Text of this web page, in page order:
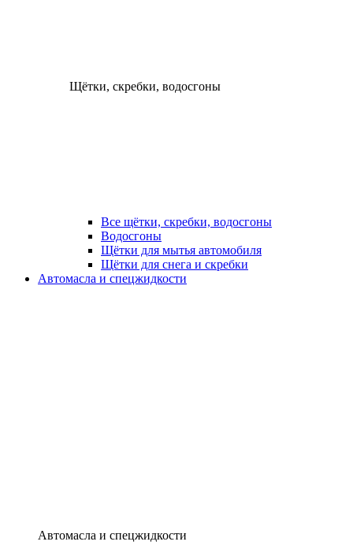
Щётки, скребки, водосгоны
Все щётки, скребки, водосгоны
Водосгоны
Щётки для мытья автомобиля
Щётки для снега и скребки
Автомасла и спецжидкости
Автомасла и спецжидкости